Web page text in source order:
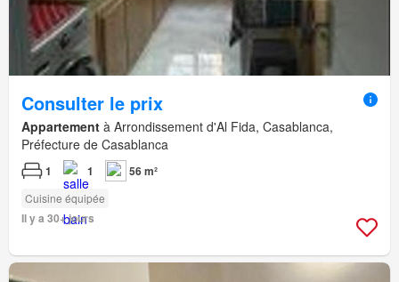
Consulter le prix
Appartement à Arrondissement d'Al Fida, Casablanca,
Préfecture de Casablanca
1 1 56 m²
Cuisine équipée
Il y a 30+ jours